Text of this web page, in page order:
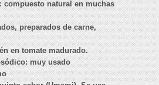
compuesto natural en muchas
preparados de carne,
en tomate madurado.
muy usado